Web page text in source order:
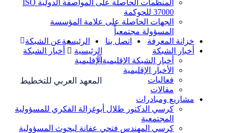
المنظمات الحاصلة على المواصفة الدولية ISO
37000 للحوكمة
الجهات الحاصلة على علامة المؤسسة
المسؤولة مجتمعياً
خزانة المعرفة
اتصل بنا الرئيسيةعن الشبكة
أخبار الشبكة
أخبار الشبكة الإقليمية
الأخبار الإقليمية
فعاليات
مقالات
مشاريع ومبادرات
كرسي الدكتور طلال أبوغزالة الفكري للمسؤولية
المجتمعية
كرسي المهندس فتحي عفانة لبحوث المسؤولية
الرئيسية
أخبار الشبكة
الإقليمية
المعهد العربي للتخطيط